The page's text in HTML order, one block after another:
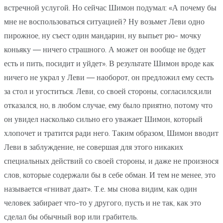
встречной услугой. Но сейчас Шимон подумал: «А почему бы
мне не воспользоваться ситуацией? Ну возьмет Леви одно
пирожное, ну съест один мандарин, ну выпьет рю- мочку
коньяку — ничего страшного. А может он вообще не будет
есть и пить, посидит и уйдет». В результате Шимон вроде как
ничего не украл у Леви — наоборот, он предложил ему сесть
за стол и угоститься. Леви, со своей стороны, согласился,или
отказался, но, в любом случае, ему было приятно, потому что
он увидел насколько сильно его уважает Шимон, который
хлопочет и тратится ради него. Таким образом, Шимон вводит
Леви в заблуждение, не совершая для этого никаких
специальных действий со своей стороны, и даже не произнося
слов, которые содержали бы в себе обман. И тем не менее, это
называется «гниват даат». Т.е. мы снова видим, как один
человек забирает что-то у другого, пусть и не так, как это
сделал бы обычный вор или грабитель.